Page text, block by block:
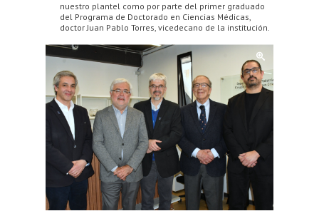
nuestro plantel como por parte del primer graduado
del Programa de Doctorado en Ciencias Médicas,
doctor Juan Pablo Torres, vicedecano de la institución.